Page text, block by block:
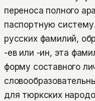
переноса полного
паспортную
русских фамилий,
-ев или -ин, эта
форму составного
для тюркских